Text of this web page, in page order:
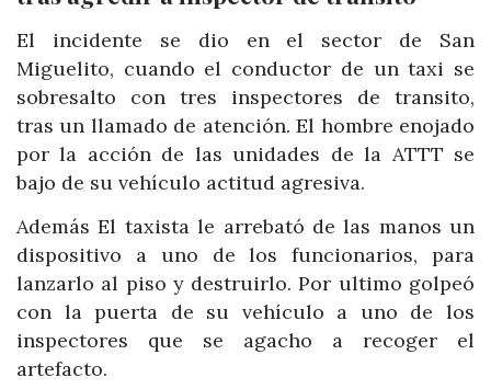
El incidente se dio en el sector de San
Miguelito, cuando el conductor de un taxi se
sobresalto con tres inspectores de transito,
tras un llamado de atención. El hombre enojado
por la acción de las unidades de la ATTT se
bajo de su vehículo actitud agresiva.
Además El taxista le arrebató de las manos un
dispositivo a uno de los funcionarios, para
lanzarlo al piso y destruirlo. Por ultimo golpeó
con la puerta de su vehículo a uno de los
inspectores que se agacho a recoger el
artefacto.